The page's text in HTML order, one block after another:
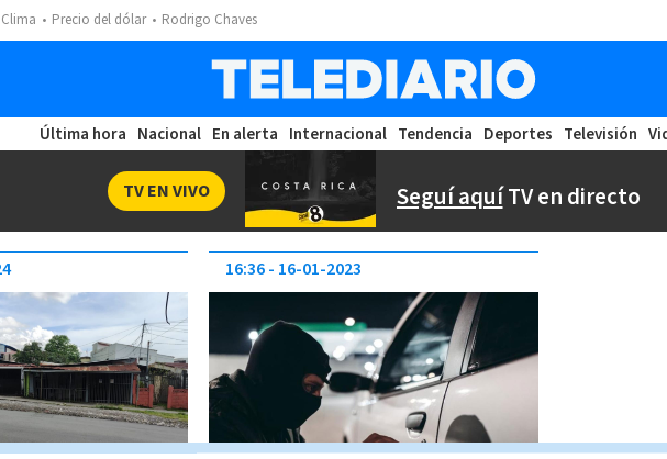
Clima Precio del dólar Rodrigo Chaves
Última hora Nacional En alerta Internacional Tendencia Deportes Televisión
Seguí aquíTV en directo
TV EN VIVO
16:36 16-01-2023